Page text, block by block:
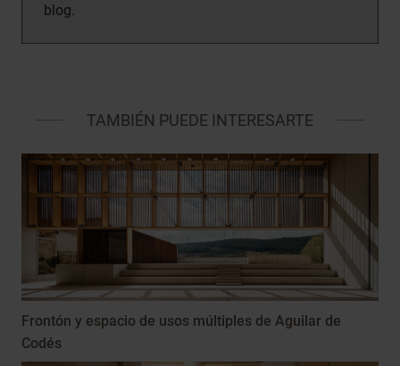
blog.
TAMBIÉN PUEDE INTERESARTE
Frontón y espacio de usos múltiples de Aguilar de
Codés